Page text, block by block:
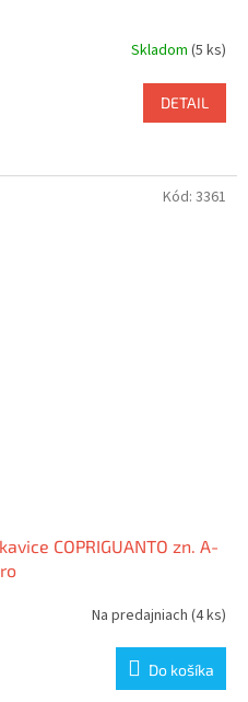
Skladom (5 ks)
DETAIL
COPRIGUANTO zn. A-
Na predajniach (4 ks)
Do košíka
Kód: 3361